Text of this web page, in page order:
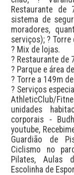
Restaurante
sistema de
moradores,
serviços); ?
? Mix de lojas.
? Restaurante de
? Parque e área
? Torre a 149m
? Serviços
AthleticClub/
unidades
corporais -
youtube,
Guardião de
Ciclismo no
Pilates, Aulas
Escolinha de